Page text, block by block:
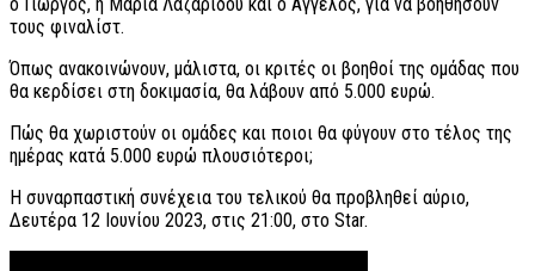
ο Γιώργος, η Μαρία Λαζαρίδου και ο Άγγελος, για να βοηθήσουν
τους φιναλίστ.
Όπως ανακοινώνουν, μάλιστα, οι κριτές οι βοηθοί της ομάδας που
θα κερδίσει στη δοκιμασία, θα λάβουν από 5.000 ευρώ.
Πώς θα χωριστούν οι ομάδες και ποιοι θα φύγουν στο τέλος της
ημέρας κατά 5.000 ευρώ πλουσιότεροι;
Η συναρπαστική συνέχεια του τελικού θα προβληθεί αύριο,
Δευτέρα 12 Ιουνίου 2023, στις 21:00, στο Star.